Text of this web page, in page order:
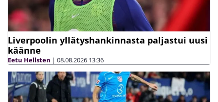
Liverpoolin yllätyshankinnasta paljastui uusi
käänne
Eetu Hellsten | 08.08.2026 13:36